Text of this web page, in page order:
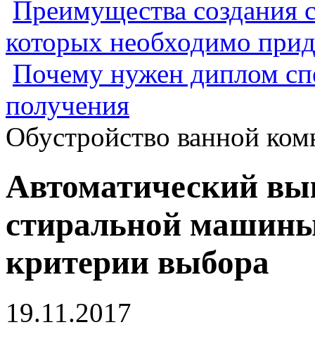
Преимущества создания
которых необходимо
Почему нужен диплом
получения
Обустройство ванной
Автоматический
стиральной
критерии выбора
19.11.2017